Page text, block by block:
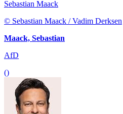
Sebastian Maack
© Sebastian Maack / Vadim Derksen
Maack, Sebastian
AfD
()